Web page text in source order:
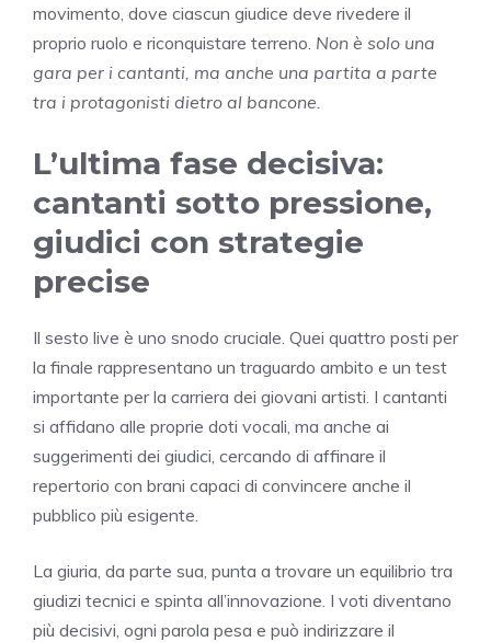
movimento, dove ciascun giudice deve rivedere il
proprio ruolo e riconquistare terreno. Non è solo una
gara per i cantanti, ma anche una partita a parte
tra i protagonisti dietro al bancone.
L’ultima fase decisiva:
cantanti sotto pressione,
giudici con strategie
precise
Il sesto live è uno snodo cruciale. Quei quattro posti per
la finale rappresentano un traguardo ambito e un test
importante per la carriera dei giovani artisti. I cantanti
si affidano alle proprie doti vocali, ma anche ai
suggerimenti dei giudici, cercando di affinare il
repertorio con brani capaci di convincere anche il
pubblico più esigente.
La giuria, da parte sua, punta a trovare un equilibrio tra
giudizi tecnici e spinta all’innovazione. I voti diventano
più decisivi, ogni parola pesa e può indirizzare il